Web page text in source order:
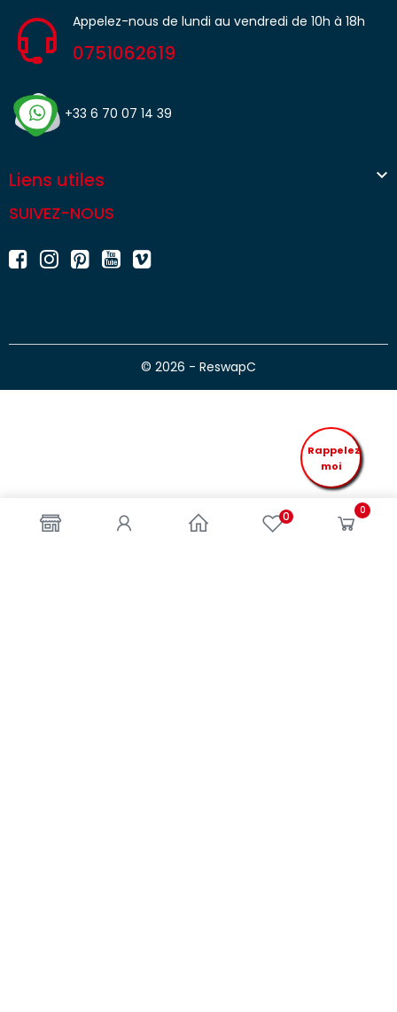
0 0
Appelez-nous de lundi au vendredi de 10h à 18h
0751062619
+33 6 70 07 14 39
Liens utiles 
SUIVEZ-NOUS
© 2026 - ReswapC
Rappelez
moi